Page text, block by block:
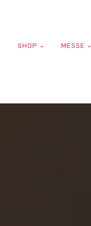
SHOP MESSE